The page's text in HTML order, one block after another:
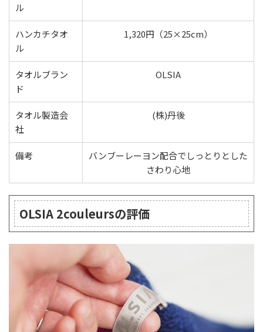
ル
ハンカチタオ
ル
1,320円（25×25cm）
タオルブラン
ド
OLSIA
タオル製造会
社
(株)丹後
備考
バンブーレーヨン配合でしっとりとした
さわり心地
OLSIA 2couleursの評価